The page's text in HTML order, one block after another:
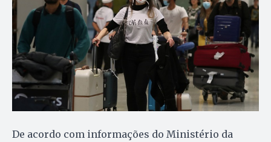
De acordo com informações do Ministério da